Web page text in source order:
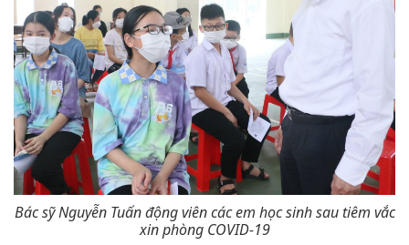
Bác sỹ Nguyễn Tuấn động viên các em học sinh sau tiêm vắc
xin phòng COVID-19